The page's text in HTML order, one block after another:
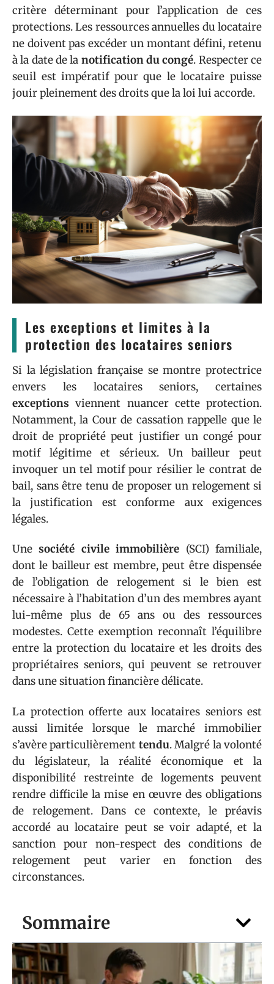
Sommaire
critère déterminant pour l’application de ces
protections. Les ressources annuelles du locataire
ne doivent pas excéder un montant défini, retenu
à la date de la notification du congé. Respecter ce
seuil est impératif pour que le locataire puisse
jouir pleinement des droits que la loi lui accorde.
Les exceptions et limites à la
protection des locataires seniors
Si la législation française se montre protectrice
envers les locataires seniors, certaines
exceptions viennent nuancer cette protection.
Notamment, la Cour de cassation rappelle que le
droit de propriété peut justifier un congé pour
motif légitime et sérieux. Un bailleur peut
invoquer un tel motif pour résilier le contrat de
bail, sans être tenu de proposer un relogement si
la justification est conforme aux exigences
légales.
Unesociété civile immobilière (SCI) familiale,
dont le bailleur est membre, peut être dispensée
de l’obligation de relogement si le bien est
nécessaire à l’habitation d’un des membres ayant
lui-même plus de 65 ans ou des ressources
modestes. Cette exemption reconnaît l’équilibre
entre la protection du locataire et les droits des
propriétaires seniors, qui peuvent se retrouver
dans une situation financière délicate.
La protection offerte aux locataires seniors est
aussi limitée lorsque le marché immobilier
s’avère particulièrement tendu. Malgré la volonté
du législateur, la réalité économique et la
disponibilité restreinte de logements peuvent
rendre difficile la mise en œuvre des obligations
de relogement. Dans ce contexte, le préavis
accordé au locataire peut se voir adapté, et la
sanction pour non-respect des conditions de
relogement peut varier en fonction des
circonstances.